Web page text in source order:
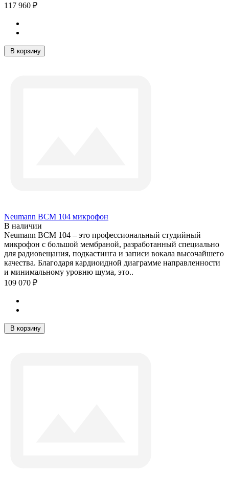
117 960 ₽
В корзину
Neumann BCM 104 микрофон
В наличии
Neumann BCM 104 – это профессиональный студийный
микрофон с большой мембраной, разработанный специально
для радиовещания, подкастинга и записи вокала высочайшего
качества. Благодаря кардиоидной диаграмме направленности
и минимальному уровню шума, это..
109 070 ₽
В корзину